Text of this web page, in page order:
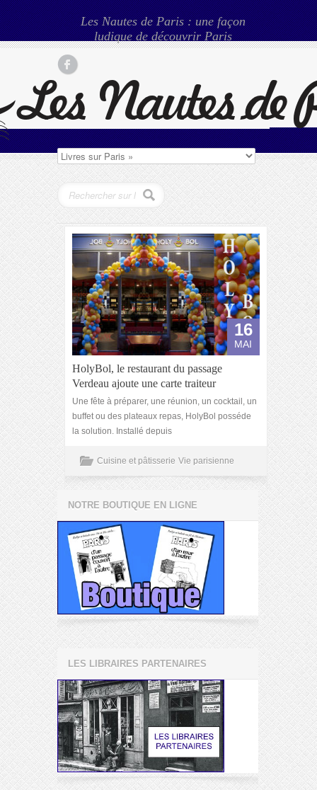
Les Nautes de Paris : une façon
ludique de découvrir Paris
16
MAI
HolyBol, le restaurant du passage
Verdeau ajoute une carte traiteur
Une fête à préparer, une réunion, un cocktail, un
buffet ou des plateaux repas, HolyBol posséde
la solution. Installé depuis
Cuisine et pâtisserie Vie parisienne
NOTRE BOUTIQUE EN LIGNE
LES LIBRAIRES PARTENAIRES